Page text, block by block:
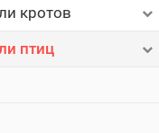
кротов
птиц